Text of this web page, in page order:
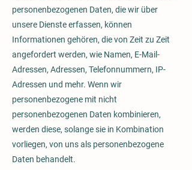
personenbezogenen Daten, die wir über
unsere Dienste erfassen, können
Informationen gehören, die von Zeit zu Zeit
angefordert werden, wie Namen, E-Mail-
Adressen, Adressen, Telefonnummern, IP-
Adressen und mehr. Wenn wir
personenbezogene mit nicht
personenbezogenen Daten kombinieren,
werden diese, solange sie in Kombination
vorliegen, von uns als personenbezogene
Daten behandelt.